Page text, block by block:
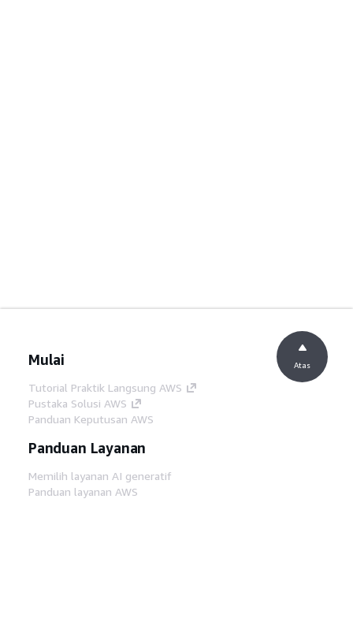
Mulai
Tutorial Praktik Langsung AWS
Pustaka Solusi AWS
Panduan Keputusan AWS
Panduan Layanan
Memilih layanan AI generatif
Panduan layanan AWS
Atas